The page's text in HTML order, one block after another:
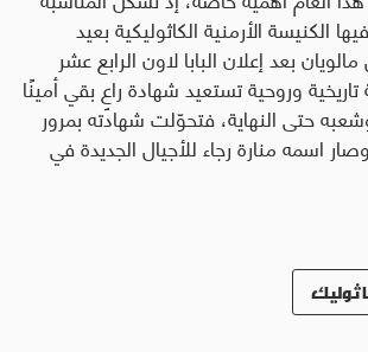
الكنيسة الأرمنية الكاثوليكية بعيد
بعد إعلان البابا لاون الرابع عشر
وروحية تستعيد شهادة راعٍ بقي أمينًا
حتى النهاية، فتحوّلت شهادته بمرور
اسمه منارة رجاء للأجيال الجديدة في